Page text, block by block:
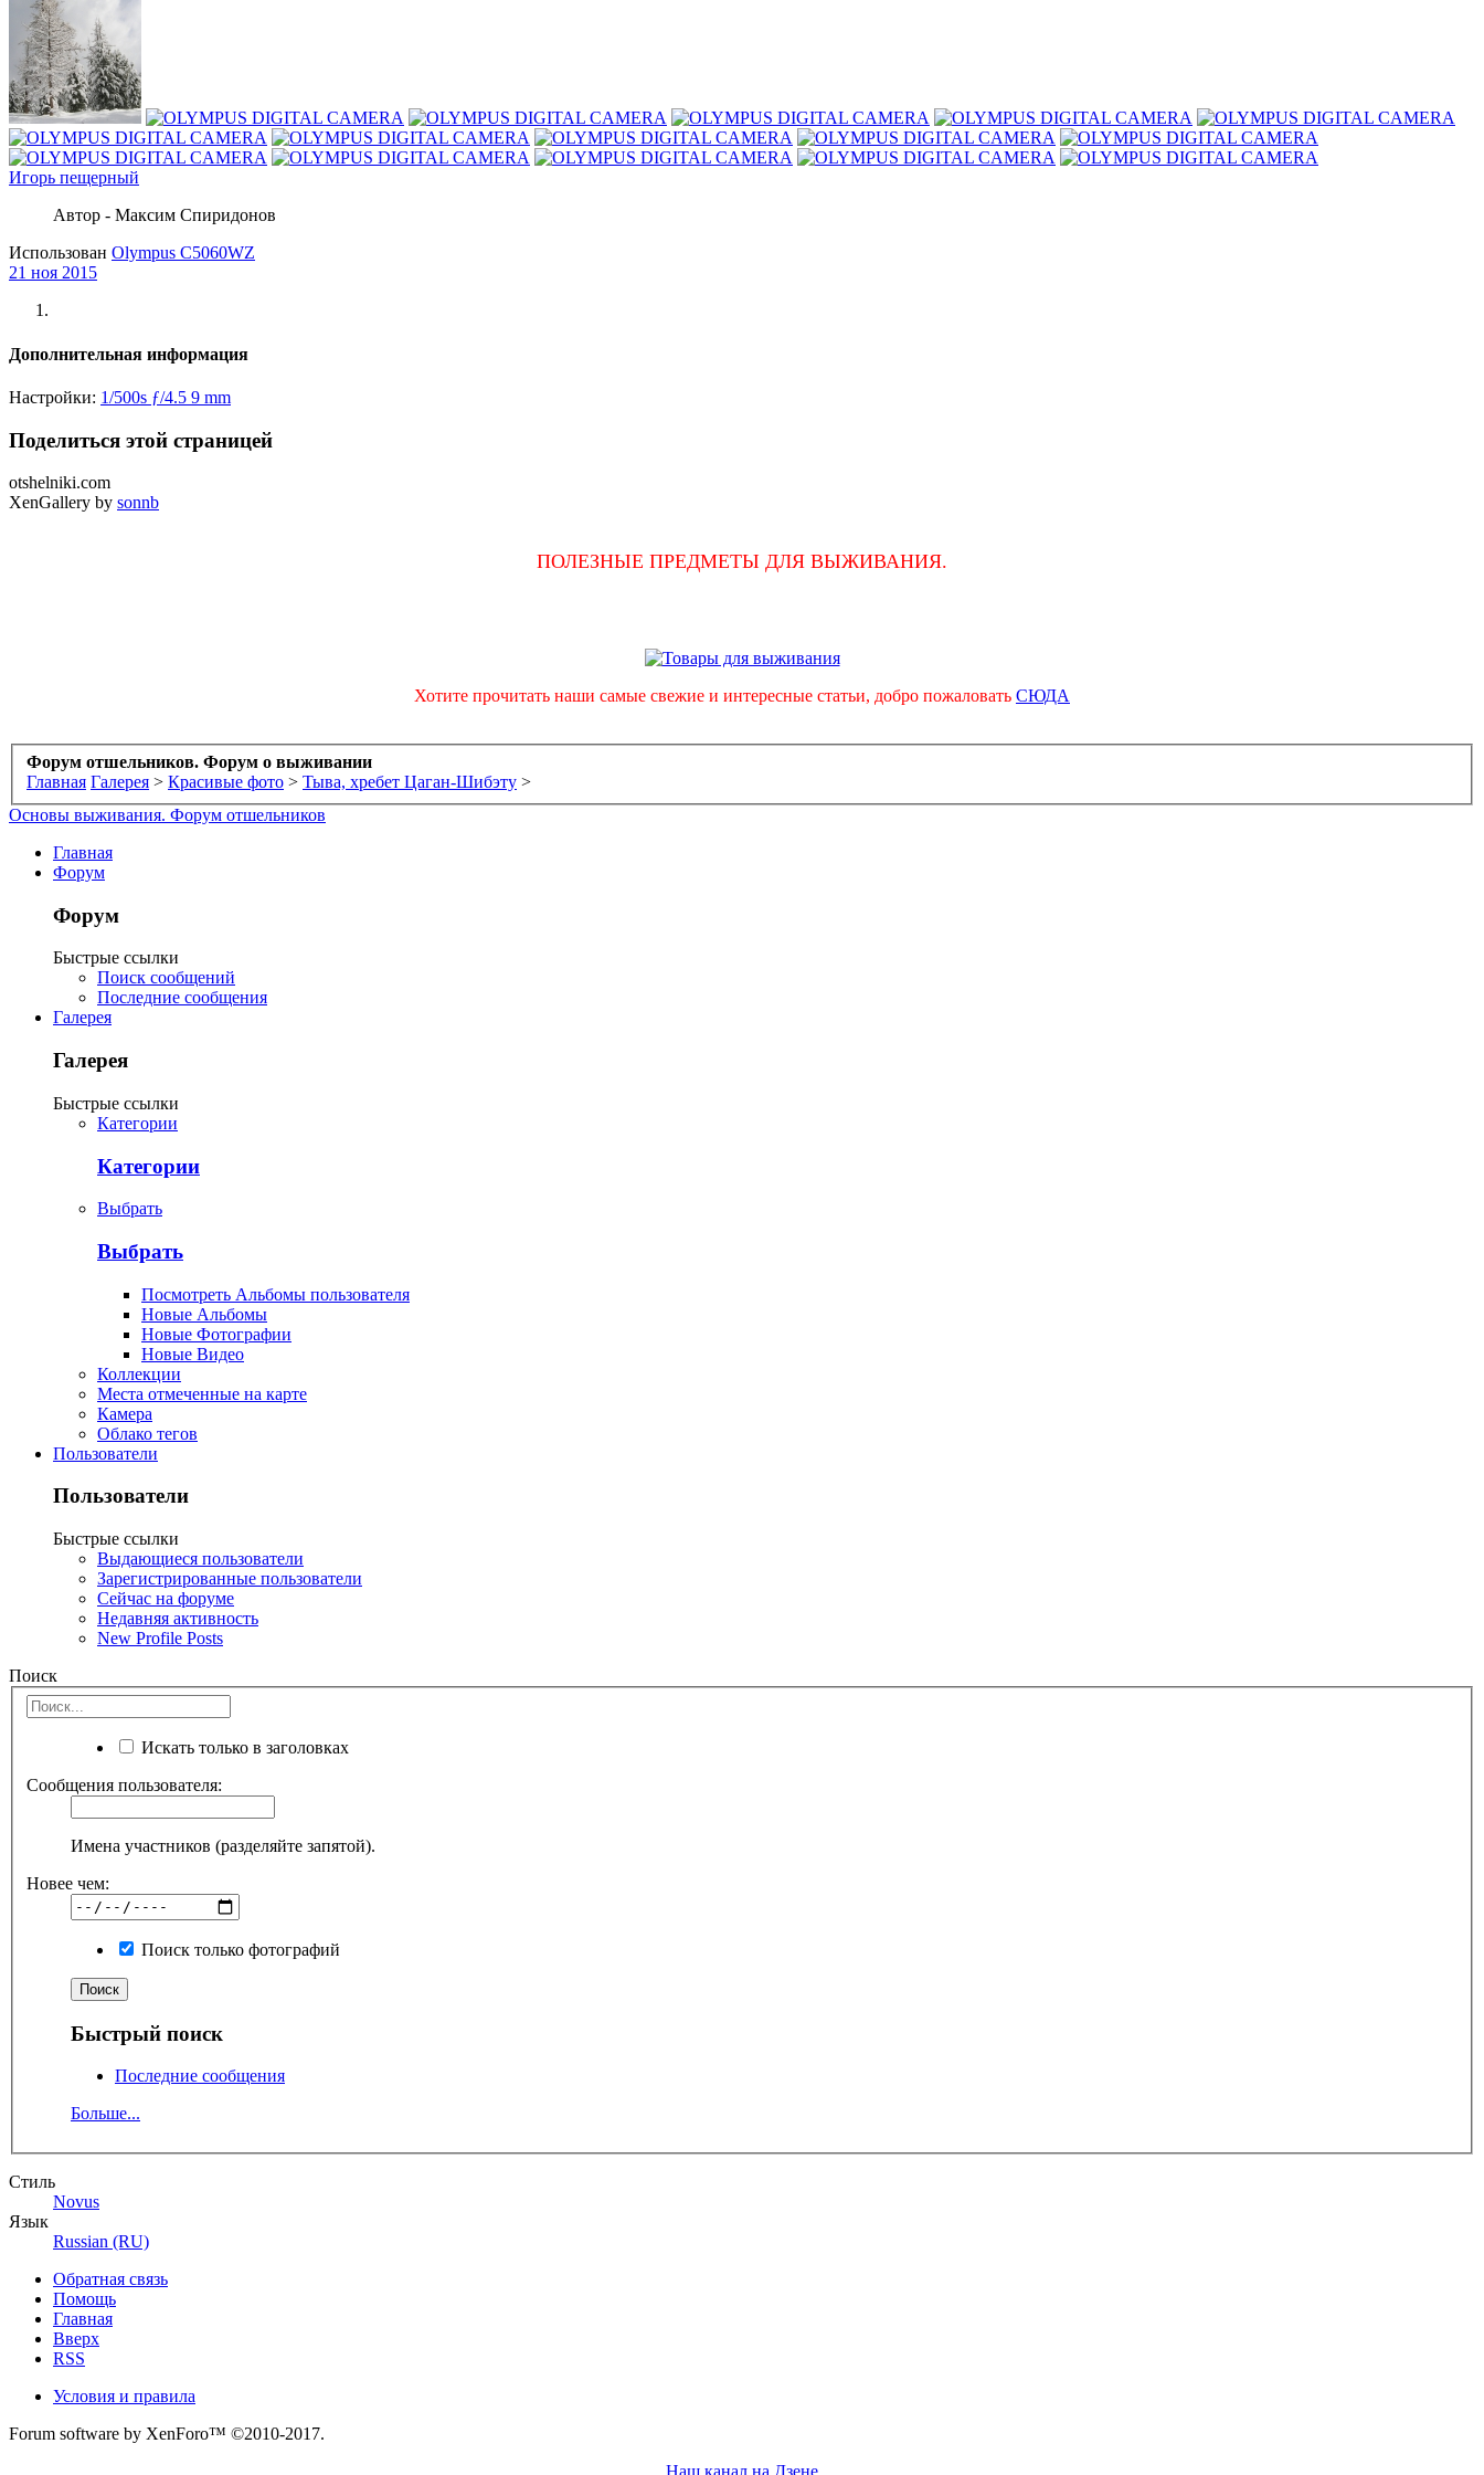
Игорь пещерный
Автор - Максим Спиридонов
Использован Olympus C5060WZ
21 ноя 2015
Дополнительная информация
Настройки: 1/500s ƒ/4.5 9 mm
Поделиться этой страницей
otshelniki.com
XenGallery by sonnb
ПОЛЕЗНЫЕ ПРЕДМЕТЫ ДЛЯ ВЫЖИВАНИЯ.
Хотите прочитать наши самые свежие и интересные статьи, добро пожаловать СЮДА
Форум отшельников. Форум о выживании
Главная Галерея > Красивые фото > Тыва, хребет Цаган-Шибэту >
Основы выживания. Форум отшельников
Главная
Форум
Форум
Быстрые ссылки
Поиск сообщений
Последние сообщения
Галерея
Галерея
Быстрые ссылки
Категории
Категории
Выбрать
Выбрать
Посмотреть Альбомы пользователя
Новые Альбомы
Новые Фотографии
Новые Видео
Коллекции
Места отмеченные на карте
Камера
Облако тегов
Пользователи
Пользователи
Быстрые ссылки
Выдающиеся пользователи
Зарегистрированные пользователи
Сейчас на форуме
Недавняя активность
New Profile Posts
Поиск
Искать только в заголовках
Сообщения пользователя:
Имена участников (разделяйте запятой).
Новее чем:
Поиск только фотографий
Быстрый поиск
Последние сообщения
Больше...
Стиль
Novus
Язык
Russian (RU)
Обратная связь
Помощь
Главная
Вверх
RSS
Условия и правила
Forum software by XenForo™ ©2010-2017.